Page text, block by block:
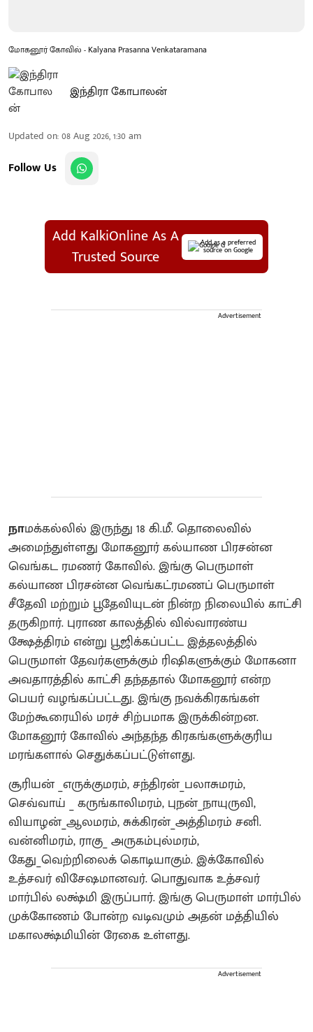
மோகனூர் கோவில் - Kalyana Prasanna Venkataramana
இந்திரா கோபாலன்
Updated on:08 Aug 2026, 1:30 am
Follow Us
Add KalkiOnline As A
Trusted Source
Add as a preferred
source on Google
Advertisement
நாமக்கல்லில் இருந்து 18 கி.மீ. தொலைவில்
அமைந்துள்ளது மோகனூர் கல்யாண பிரசன்ன
வெங்கட ரமணர் கோவில். இங்கு பெருமாள்
கல்யாண பிரசன்ன வெங்கட்ரமணப் பெருமாள்
சீதேவி மற்றும் பூதேவியுடன் நின்ற நிலையில் காட்சி
தருகிறார். புராண காலத்தில் வில்வாரண்ய
க்ஷேத்திரம் என்று பூஜிக்கப்பட்ட இத்தலத்தில்
பெருமாள் தேவர்களுக்கும் ரிஷிகளுக்கும் மோகனா
அவதாரத்தில் காட்சி தந்ததால் மோகனூர் என்ற
பெயர் வழங்கப்பட்டது‌. இங்கு நவக்கிரகங்கள்
மேற்கூரையில் மரச் சிற்பமாக இருக்கின்றன.
மோகனூர் கோவில் அந்தந்த கிரகங்களுக்குரிய
மரங்களால் செதுக்கப்பட்டுள்ளது.
சூரியன் _எருக்குமரம், சந்திரன்_பலாசுமரம்,
செவ்வாய் _ கருங்காலிமரம், புநன்_நாயுருவி,
வியாழன்_ஆலமரம், சுக்கிரன்_அத்திமரம் சனி.
வன்னிமரம், ராகு_ அருகம்புல்மரம்,
கேது_வெற்றிலைக் கொடியாகும். இக்கோவில்
உத்சவர் விசேஷமானவர். பொதுவாக உத்சவர்
மார்பில் லக்ஷ்மி இருப்பார். இங்கு பெருமாள் மார்பில்
முக்கோணம் போன்ற வடிவமும் அதன் மத்தியில்
மகாலக்ஷ்மியின் ரேகை உள்ளது.
Advertisement